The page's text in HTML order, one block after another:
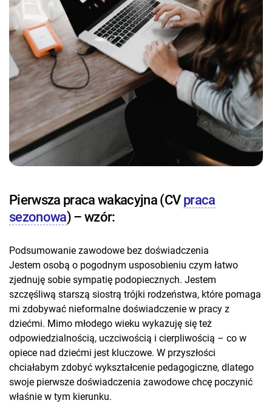
Pierwsza praca wakacyjna (CV praca
sezonowa) – wzór:
Podsumowanie zawodowe bez doświadczenia
Jestem osobą o pogodnym usposobieniu czym łatwo
zjednuję sobie sympatię podopiecznych. Jestem
szczęśliwą starszą siostrą trójki rodzeństwa, które pomaga
mi zdobywać nieformalne doświadczenie w pracy z
dziećmi. Mimo młodego wieku wykazuję się też
odpowiedzialnością, uczciwością i cierpliwością – co w
opiece nad dziećmi jest kluczowe. W przyszłości
chciałabym zdobyć wykształcenie pedagogiczne, dlatego
swoje pierwsze doświadczenia zawodowe chcę poczynić
właśnie w tym kierunku.